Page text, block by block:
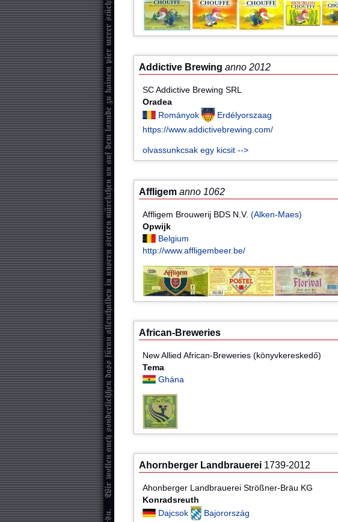
Addictive Brewing anno 2012
SC Addictive Brewing SRL
Oradea
Rományok
Erdélyorszaag
https://www.addictivebrewing.com/
olvassunkcsak egy kicsit -->
Affligem anno 1062
Affligem Brouwerij BDS N.V.(Alken-Maes)
Opwijk
Belgium
http://www.affligembeer.be/
African-Breweries
New Allied African-Breweries (könyvkereskedő)
Tema
Ghána
Ahornberger Landbrauerei 1739-2012
Ahonberger Landbrauerei Strößner-Bräu KG
Konradsreuth
Dajcsok
Bajorország